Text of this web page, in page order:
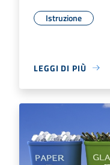
Istruzione
LEGGI DI PIÙ